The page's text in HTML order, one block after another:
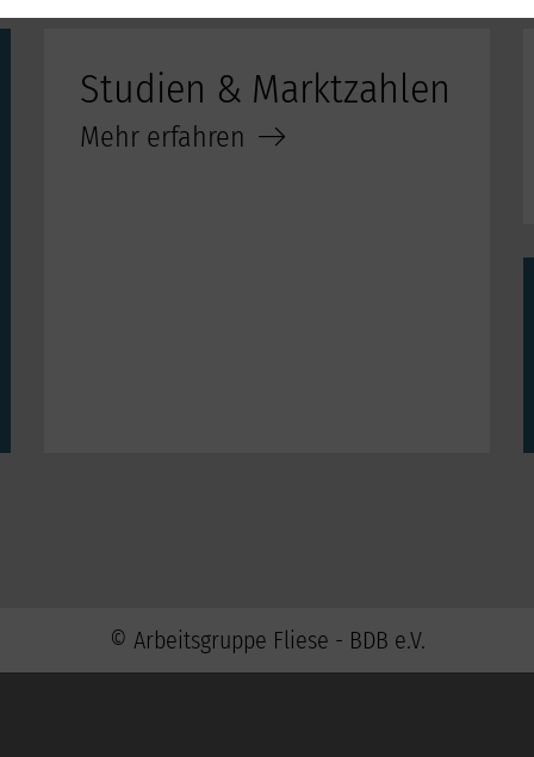
Studien & Marktzahlen
Mehr erfahren
© Arbeitsgruppe Fliese - BDB e.V.